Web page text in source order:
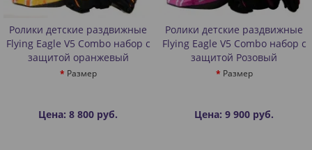
Ролики детские раздвижные
Flying Eagle V5 Combo набор с
защитой оранжевый
Размер
Цена: 8 800 руб.
Ролики детские раздвижные
Flying Eagle V5 Combo набор с
защитой Розовый
Размер
Цена: 9 900 руб.